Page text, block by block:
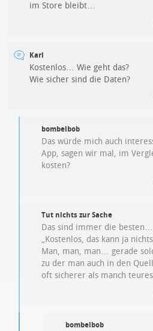
im Store bleibt…
Karl
Kostenlos… Wie geht das?
Wie sicher sind die Daten?
bombelbob
Das würde mich auch
App, sagen wir mal, im
kosten?
Tut nichts zur Sache
Das sind immer die
„Kostenlos, das kann ja
Man, man, man… gerade
zu der man auch in den
oft sicherer als manch
bombelbob